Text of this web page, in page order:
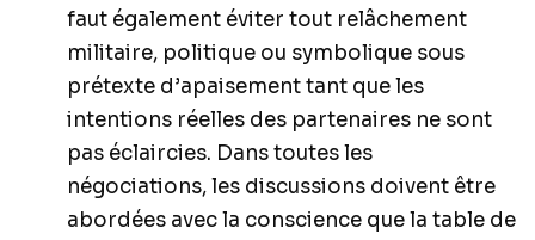
faut également éviter tout relâchement
militaire, politique ou symbolique sous
prétexte d’apaisement tant que les
intentions réelles des partenaires ne sont
pas éclaircies. Dans toutes les
négociations, les discussions doivent être
abordées avec la conscience que la table de